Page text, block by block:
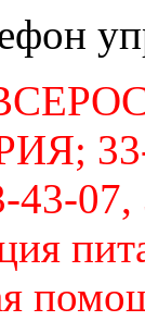
33-
07,